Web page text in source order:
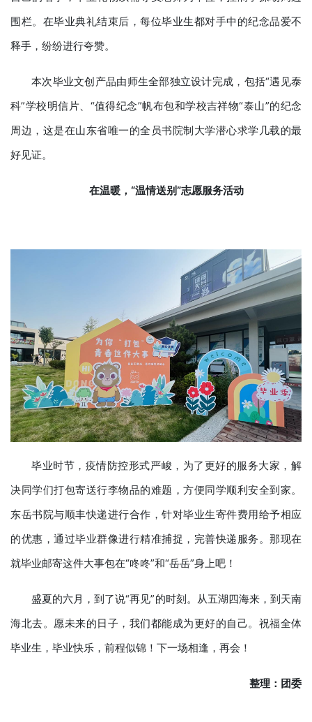
围栏。在毕业典礼结束后，每位毕业生都对手中的纪念品爱不
释手，纷纷进行夸赞。
本次毕业文创产品由师生全部独立设计完成，包括“遇见泰
科”学校明信片、“值得纪念”帆布包和学校吉祥物“泰山”的纪念
周边，这是在山东省唯一的全员书院制大学潜心求学几载的最
好见证。
在温暖， “温情送别”志愿服务活动
毕业时节，疫情防控形式严峻，为了更好的服务大家，解
决同学们打包寄送行李物品的难题，方便同学顺利安全到家。
东岳书院与顺丰快递进行合作，针对毕业生寄件费用给予相应
的优惠，通过毕业群像进行精准捕捉，完善快递服务。那现在
就毕业邮寄这件大事包在“咚咚”和“岳岳”身上吧！
盛夏的六月，到了说“再见”的时刻。从五湖四海来，到天南
海北去。愿未来的日子，我们都能成为更好的自己。祝福全体
毕业生，毕业快乐，前程似锦！下一场相逢，再会！
整理： 团委